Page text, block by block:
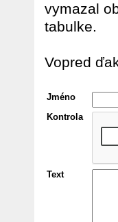
vymazal
tabulke.
Vopred
Jméno
Kontrola
Text